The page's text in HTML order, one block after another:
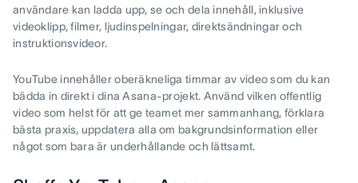
användare kan ladda upp, se och dela innehåll, inklusive
videoklipp, filmer, ljudinspelningar, direktsändningar och
instruktionsvideor.
YouTube innehåller oberäkneliga timmar av video som du kan
bädda in direkt i dina Asana-projekt. Använd vilken offentlig
video som helst för att ge teamet mer sammanhang, förklara
bästa praxis, uppdatera alla om bakgrundsinformation eller
något som bara är underhållande och lättsamt.